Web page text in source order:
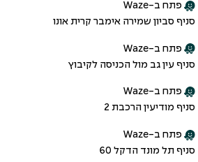
פתח ב-Waze
סניף סביון שמירה אימבר קרית אונו
פתח ב-Waze
סניף עין גב מול הכניסה לקיבוץ
פתח ב-Waze
סניף מודיעין הרכבת 2
פתח ב-Waze
סניף תל מונד הדקל 60